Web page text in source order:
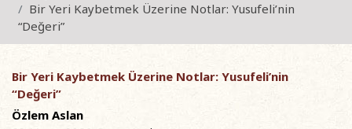
Bir Yeri Kaybetmek Üzerine Notlar: Yusufeli’nin
“Değeri”
Bir Yeri Kaybetmek Üzerine Notlar: Yusufeli’nin
“Değeri”
Özlem Aslan